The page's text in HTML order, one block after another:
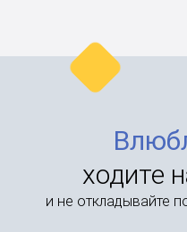
ходите
и не откладывайте